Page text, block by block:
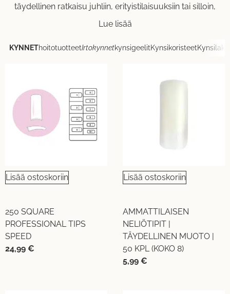
täydellinen ratkaisu juhliin, erityistilaisuuksiin tai silloin,
Lue lisää
KYNNEThoitotuotteetIrtokynnetkynsigeelitKynsikoristeet
Lisää ostoskoriin
250 SQUARE
PROFESSIONAL TIPS
SPEED
24,99 €
Lisää ostoskoriin
AMMATTILAISEN
NELIÖTIPIT |
TÄYDELLINEN MUOTO |
50 KPL (KOKO 8)
5,99 €